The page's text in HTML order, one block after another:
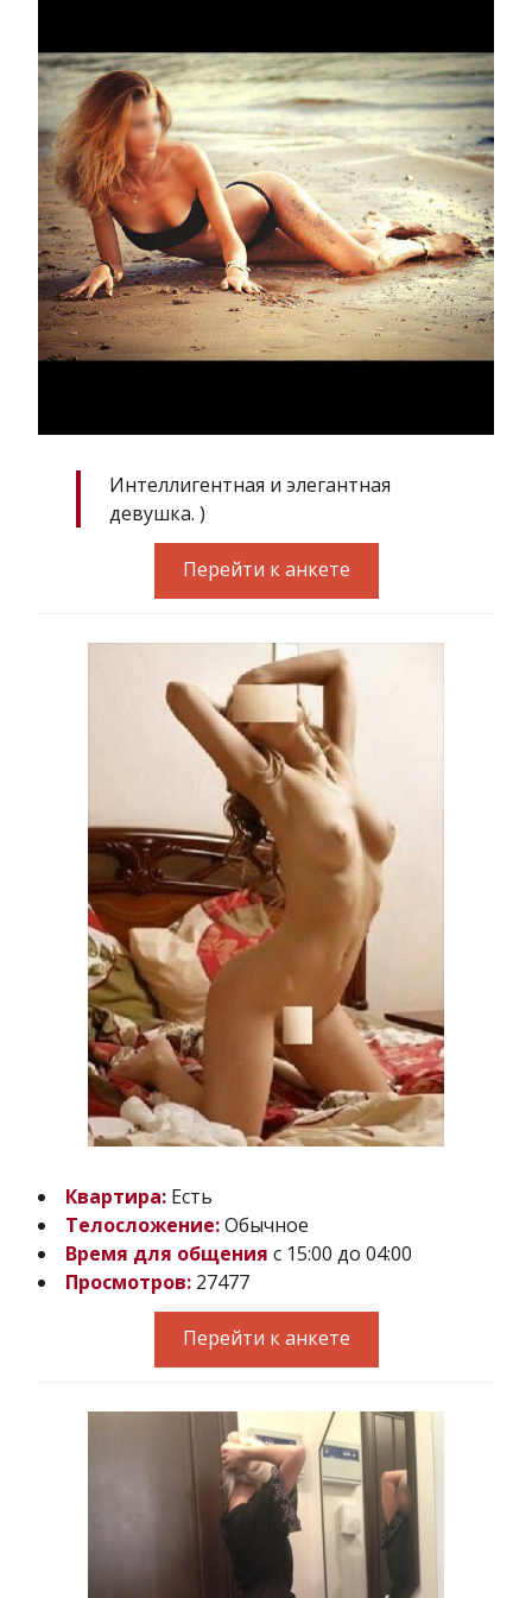
Интеллигентная и элегантная
девушка. )
Перейти к анкете
Квартира: Есть
Телосложение:Обычное
Время для общения с 15:00 до 04:00
Просмотров: 27477
Перейти к анкете